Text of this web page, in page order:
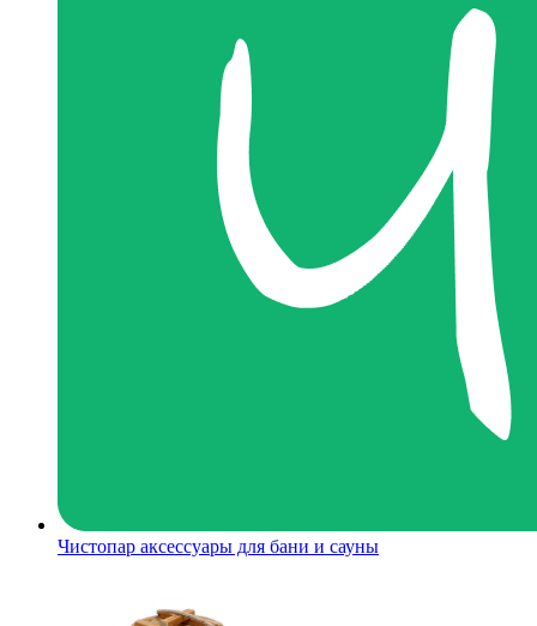
Чистопар аксессуары для бани и сауны